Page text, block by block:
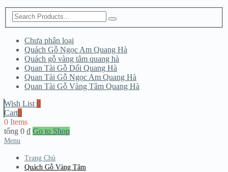
Chưa phân loại
Quách Gỗ Ngọc Am Quang Hà
Quách gỗ vàng tâm quang hà
Quan Tài Gỗ Dổi Quang Hà
Quan Tài Gỗ Ngọc Am Quang Hà
Quan Tài Gỗ Vàng Tâm Quang Hà
Wish List 0
Cart0
0 Items
tổng 0 ₫ Go to Shop
Menu
Trang Chủ
Quách Gỗ Vàng Tâm